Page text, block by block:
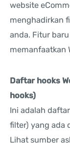
website
menghadirkan
anda. Fitur
memanfaatkan
Daftar hooks
hooks)
Ini adalah
filter) yang ada
Lihat sumber